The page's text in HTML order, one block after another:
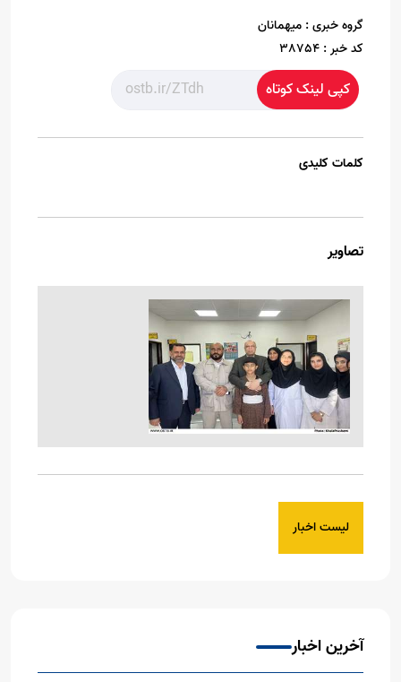
گروه خبری : میهمانان
کد خبر : 38754
کپی لینک کوتاه
کلمات کلیدی
تصاویر
لیست اخبار
آخرین اخبار